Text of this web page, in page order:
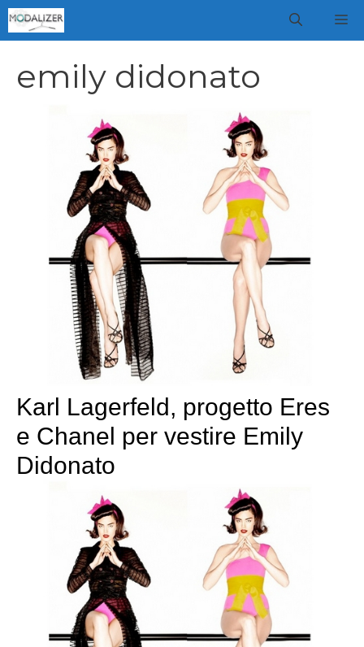
Vai
al
emily didonato
Karl Lagerfeld, progetto Eres
e Chanel per vestire Emily
Didonato